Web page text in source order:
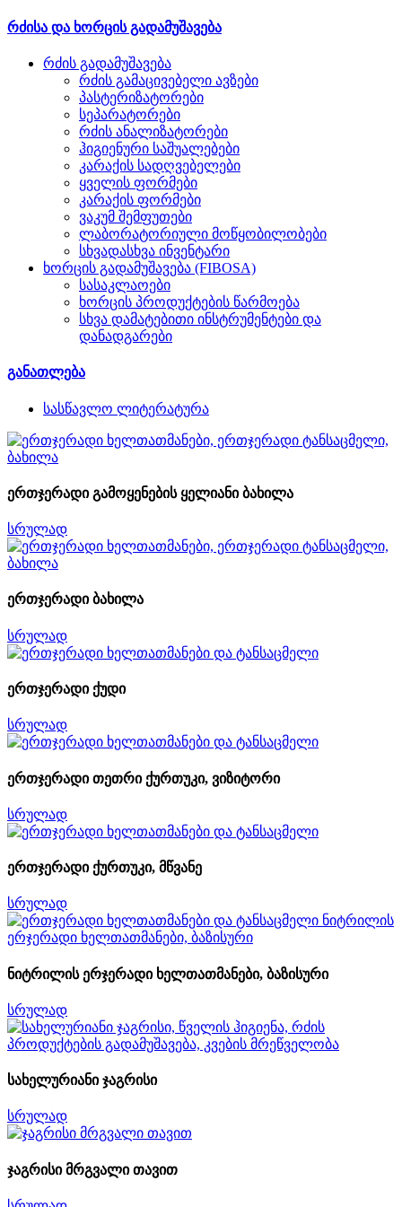
რძისა და ხორცის გადამუშავება
რძის გადამუშავება
რძის გამაცივებელი ავზები
პასტერიზატორები
სეპარატორები
რძის ანალიზატორები
ჰიგიენური საშუალებები
კარაქის სადღვებელები
ყველის ფორმები
კარაქის ფორმები
ვაკუმ შემფუთები
ლაბორატორიული მოწყობილობები
სხვადასხვა ინვენტარი
ხორცის გადამუშავება (FIBOSA)
სასაკლაოები
ხორცის პროდუქტების წარმოება
სხვა დამატებითი ინსტრუმენტები და
დანადგარები
განათლება
სასწავლო ლიტერატურა
ერთჯერადი გამოყენების ყელიანი ბახილა
სრულად
ერთჯერადი ბახილა
სრულად
ერთჯერადი ქუდი
სრულად
ერთჯერადი თეთრი ქურთუკი, ვიზიტორი
სრულად
ერთჯერადი ქურთუკი, მწვანე
სრულად
ნიტრილის ერჯერადი ხელთათმანები, ბაზისური
სრულად
სახელურიანი ჯაგრისი
სრულად
ჯაგრისი მრგვალი თავით